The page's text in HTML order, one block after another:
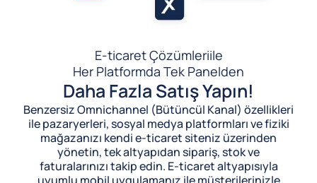
E-ticaret Çözümleriile
Her Platformda Tek Panelden
Daha Fazla Satış Yapın!
Benzersiz Omnichannel (Bütüncül Kanal) özellikleri
ile pazaryerleri, sosyal medya platformları ve fiziki
mağazanızı kendi e-ticaret siteniz üzerinden
yönetin, tek altyapıdan sipariş, stok ve
faturalarınızı takip edin. E-ticaret altyapısıyla
uyumlu mobil uygulamanız ile müşterilerinizle